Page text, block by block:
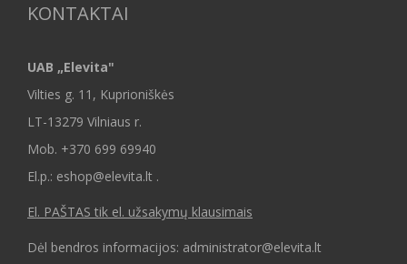
KONTAKTAI
UAB „Elevita"
Vilties g. 11, Kuprioniškės
LT-13279 Vilniaus r.
Mob. +370 699 69940
El.p.: eshop@elevita.lt .
El. PAŠTAS tik el. užsakymų klausimais
Dėl bendros informacijos: administrator@elevita.lt